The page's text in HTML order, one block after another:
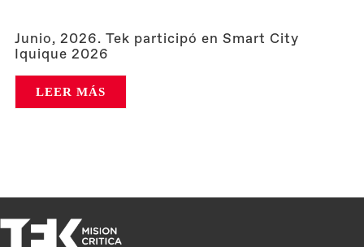
Junio, 2026. Tek participó en Smart City
Iquique 2026
LEER MÁS